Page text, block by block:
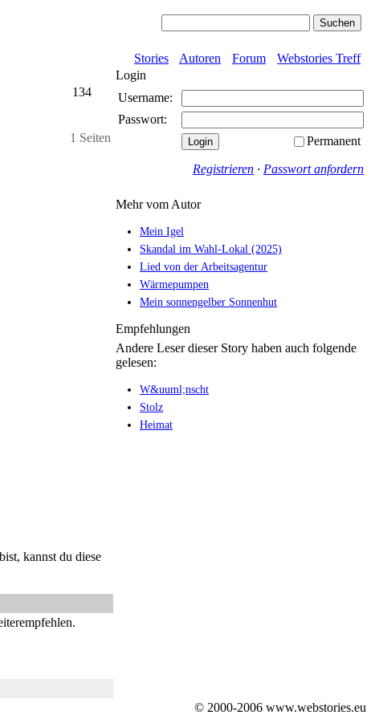
Stories Autoren Forum Webstories Treff
134
1 Seiten
kannst du diese
Login
Username:
Passwort:
Permanent
Registrieren · Passwort anfordern
Mehr vom Autor
Mein Igel
Skandal im Wahl-Lokal (2025)
Lied von der Arbeitsagentur
Wärmepumpen
Mein sonnengelber Sonnenhut
Empfehlungen
Andere Leser dieser Story haben auch folgende
gelesen:
W&uuml;nscht
Stolz
Heimat
© 2000-2006 www.webstories.eu